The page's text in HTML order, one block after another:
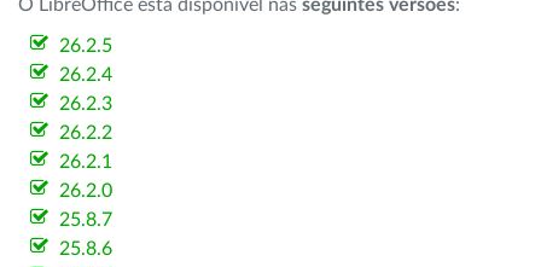
O LibreOffice está disponível nas seguintes versões:
26.2.5
26.2.4
26.2.3
26.2.2
26.2.1
26.2.0
25.8.7
25.8.6